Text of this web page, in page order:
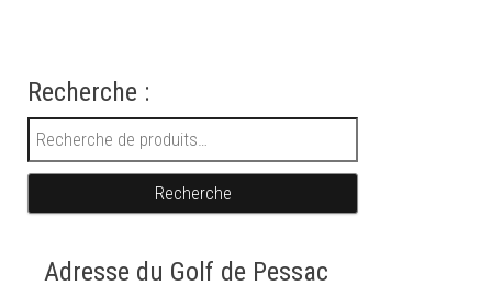
Recherche :
Recherche pour :
Recherche
Adresse du Golf de Pessac